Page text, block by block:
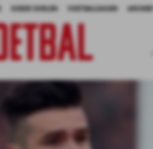
GOEDE DOELEN VOETBALDAGEN ARCHIEF